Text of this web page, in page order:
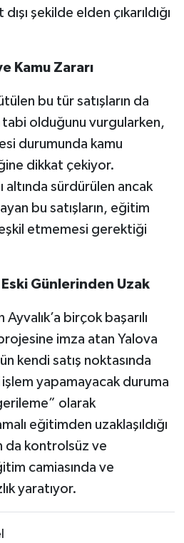
şekilde elden çıkarıldığı
Kamu Zararı
bu tür satışların da
tabi olduğunu vurgularken,
durumunda kamu
dikkat çekiyor.
altında sürdürülen ancak
bu satışların, eğitim
etmemesi gerektiği
Eski Günlerinden Uzak
birçok başarılı
imza atan Yalova
kendi satış noktasında
yapamayacak duruma
olarak
eğitimden uzaklaşıldığı
da kontrolsüz ve
camiasında ve
yaratıyor.